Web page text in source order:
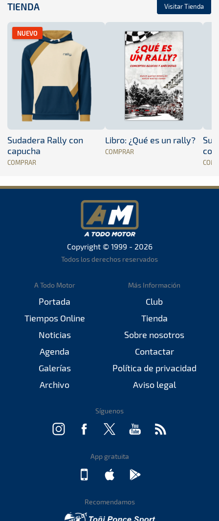
TIENDA Visitar Tienda
NUEVO
Sudadera Rally con
capucha
COMPRAR
Libro: ¿Qué es un rally?
COMPRAR
Copyright © 1999 - 2026
Todos los derechos reservados
A Todo Motor
Portada
Tiempos Online
Noticias
Agenda
Galerías
Archivo
Más Información
Club
Tienda
Sobre nosotros
Contactar
Política de privacidad
Aviso legal
Síguenos
App gratuita
Recomendamos